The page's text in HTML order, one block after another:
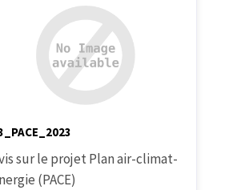
sur le projet Plan air-climat-
(PACE)